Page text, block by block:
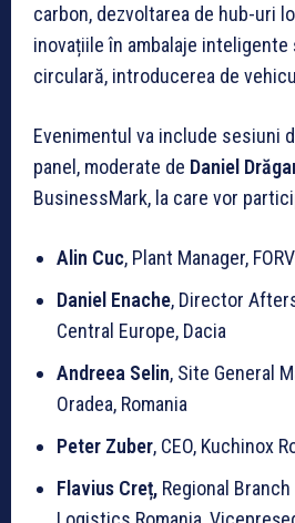
carbon, dezvoltarea de hub-uri
inovațiile în ambalaje inteligente
circulară, introducerea de
Evenimentul va include sesiuni
panel, moderate de Daniel
BusinessMark, la care vor
Alin Cuc, Plant Manager,
Daniel Enache, Director
Central Europe, Dacia
Andreea Selin, Site General
Oradea, Romania
Peter Zuber, CEO, Kuchinox
Flavius Creț, Regional Branch